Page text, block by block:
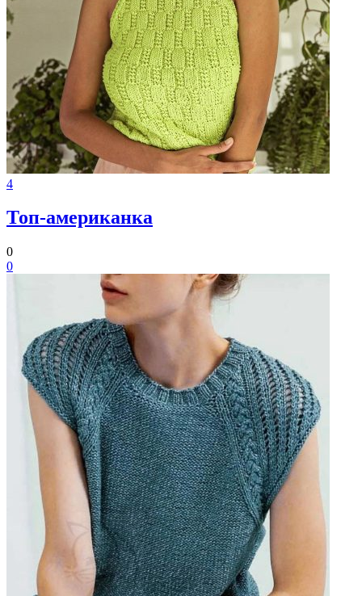
4
Топ-американка
0
0